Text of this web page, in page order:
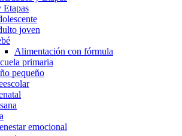
Etapas
joven
Alimentación con fórmula
primaria
pequeño
emocional